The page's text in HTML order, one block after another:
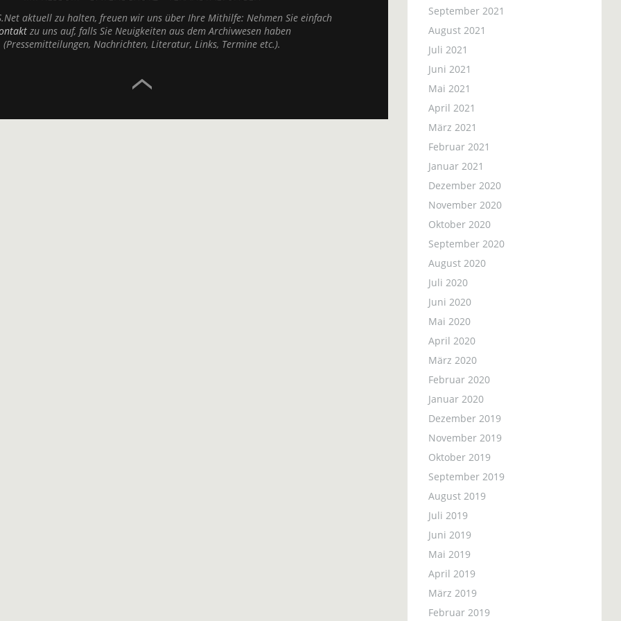
aktuell zu halten, freuen wir uns über Ihre Mithilfe: Nehmen Sie einfach
zu uns auf, falls Sie Neuigkeiten aus dem Archivwesen haben
(Pressemitteilungen, Nachrichten, Literatur, Links, Termine etc.).
September 2021
August 2021
Juli 2021
Juni 2021
Mai 2021
April 2021
März 2021
Februar 2021
Januar 2021
Dezember 2020
November 2020
Oktober 2020
September 2020
August 2020
Juli 2020
Juni 2020
Mai 2020
April 2020
März 2020
Februar 2020
Januar 2020
Dezember 2019
November 2019
Oktober 2019
September 2019
August 2019
Juli 2019
Juni 2019
Mai 2019
April 2019
März 2019
Februar 2019